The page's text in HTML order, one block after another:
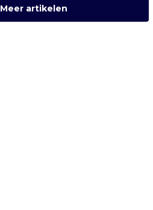
Meer artikelen